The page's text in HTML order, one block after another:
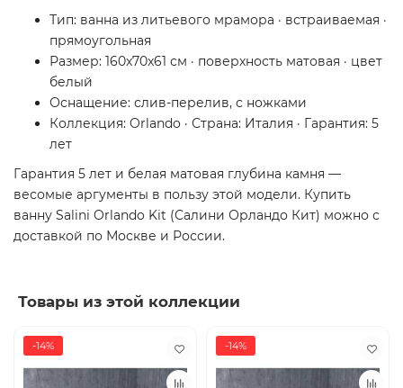
Тип: ванна из литьевого мрамора · встраиваемая ·
прямоугольная
Размер: 160x70x61 см · поверхность матовая · цвет
белый
Оснащение: слив-перелив, с ножками
Коллекция: Orlando · Страна: Италия · Гарантия: 5
лет
Гарантия 5 лет и белая матовая глубина камня —
весомые аргументы в пользу этой модели. Купить
ванну Salini Orlando Kit (Салини Орландо Кит) можно с
доставкой по Москве и России.
Товары из этой коллекции
-14% -14%